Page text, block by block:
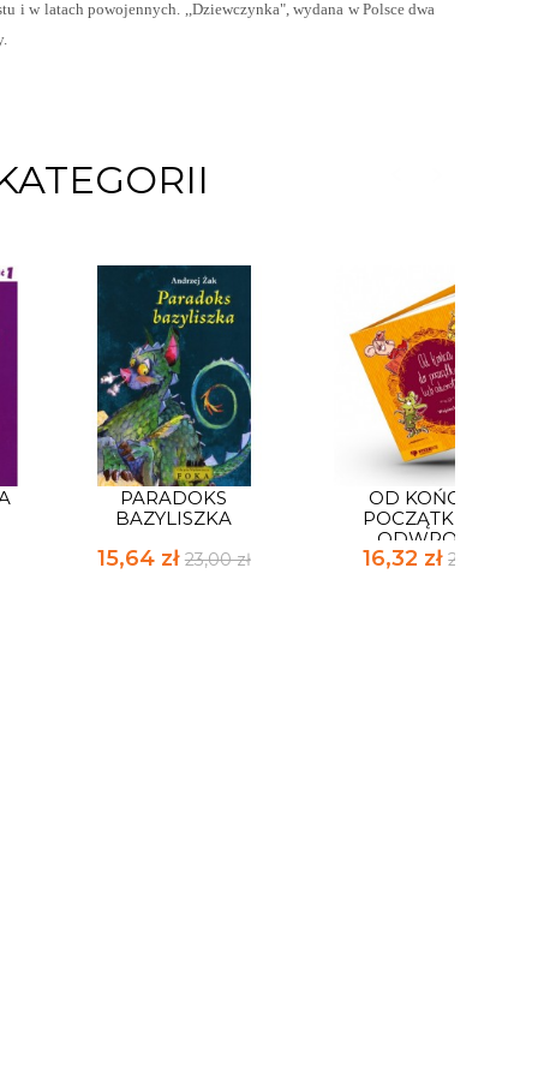
i w latach powojennych. ,,Dziewczynka", wydana w Polsce dwa
PARADOKS
BAZYLISZKA
15,64 zł 23,00 zł
OD KOŃCA DO
POCZĄTKU LUB
ODWROTNIE
16,32 zł24,00 zł